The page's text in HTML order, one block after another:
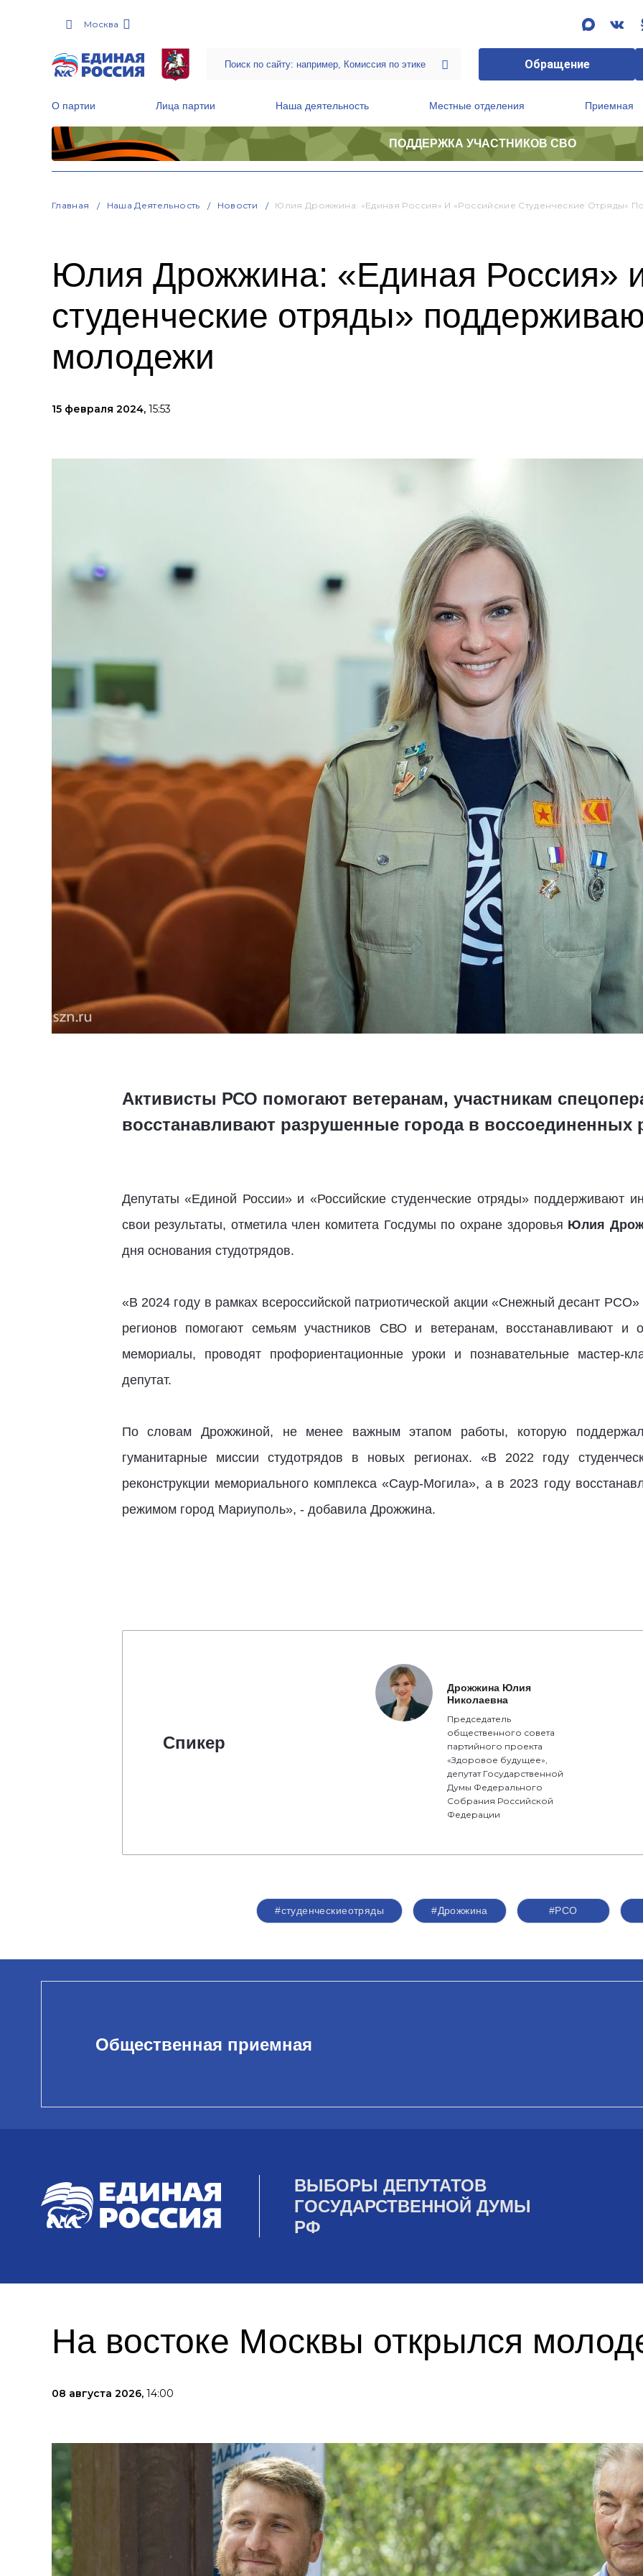
Москва
Обращение
О партии Лица партии Наша деятельность Местные отделения Приемная
ПОДДЕРЖКА УЧАСТНИКОВ СВО
Главная Наша Деятельность Новости Юлия Дрожжина: «Единая Россия» И «Российские Студенческие Отряды»
Юлия Дрожжина: «Единая Россия»
студенческие отряды»
молодежи
15 февраля 2024, 15:53
Активисты РСО помогают ветеранам, участникам
восстанавливают разрушенные города в воссоединенных
Депутаты «Единой России» и «Российские студенческие отряды» поддерживают
свои результаты, отметила член комитета Госдумы по охране здоровья Юлия
дня основания студотрядов.
«В 2024 году в рамках всероссийской патриотической акции «Снежный десант
регионов помогают семьям участников СВО и ветеранам, восстанавливают и
мемориалы, проводят профориентационные уроки и познавательные мастер-
депутат.
По словам Дрожжиной, не менее важным этапом работы, которую
гуманитарные миссии студотрядов в новых регионах. «В 2022 году
реконструкции мемориального комплекса «Саур-Могила», а в 2023 году
режимом город Мариуполь», - добавила Дрожжина.
Спикер
Дрожжина Юлия
Николаевна
Председатель
общественного совета
партийного проекта
«Здоровое будущее»,
депутат Государственной
Думы Федерального
Собрания Российской
Федерации
#студенческиеотряды #Дрожжина #РСО
Общественная приемная
ВЫБОРЫ ДЕПУТАТОВ
ГОСУДАРСТВЕННОЙ ДУМЫ
РФ
На востоке Москвы открылся
08 августа 2026, 14:00